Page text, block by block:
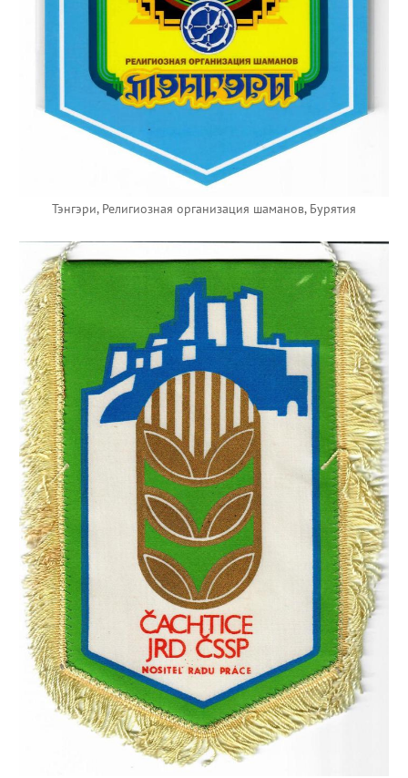
Тэнгэри, Религиозная организация шаманов, Бурятия